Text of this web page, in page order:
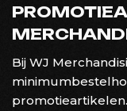
Bij WJ